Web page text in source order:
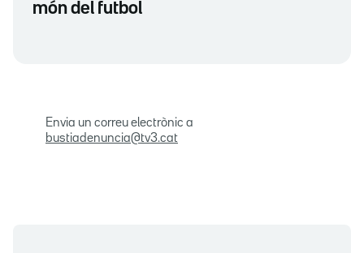
món del futbol
Envia un correu electrònic a
bustiadenuncia@tv3.cat